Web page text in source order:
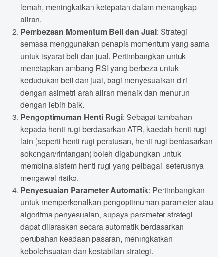
lemah, meningkatkan ketepatan dalam menangkap
aliran.
Pembezaan Momentum Beli dan Jual: Strategi
semasa menggunakan penapis momentum yang sama
untuk isyarat beli dan jual. Pertimbangkan untuk
menetapkan ambang RSI yang berbeza untuk
kedudukan beli dan jual, bagi menyesuaikan diri
dengan asimetri arah aliran menaik dan menurun
dengan lebih baik.
Pengoptimuman Henti Rugi: Sebagai tambahan
kepada henti rugi berdasarkan ATR, kaedah henti rugi
lain (seperti henti rugi peratusan, henti rugi berdasarkan
sokongan/rintangan) boleh digabungkan untuk
membina sistem henti rugi yang pelbagai, seterusnya
mengawal risiko.
Penyesuaian Parameter Automatik: Pertimbangkan
untuk memperkenalkan pengoptimuman parameter atau
algoritma penyesuaian, supaya parameter strategi
dapat dilaraskan secara automatik berdasarkan
perubahan keadaan pasaran, meningkatkan
kebolehsuaian dan kestabilan strategi.